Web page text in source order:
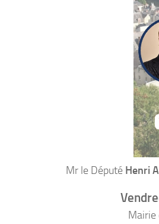
Mr le Député Henri
Mairie